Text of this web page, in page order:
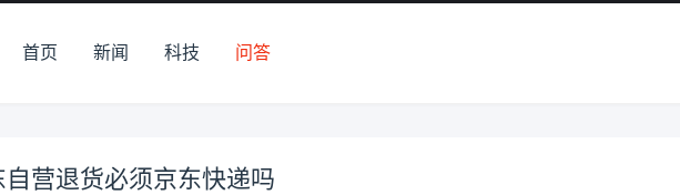
首页 新闻 科技 问答
自营退货必须京东快递吗